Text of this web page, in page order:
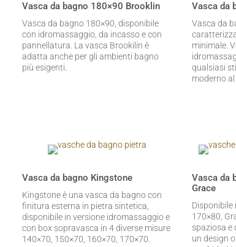
Vasca da bagno 180×90 Brooklin
Vasca da bagno 180×90, disponibile
con idromassaggio, da incasso e con
pannellatura. La vasca Brookilin è
adatta anche per gli ambienti bagno
più esigenti.
Vasca da
Vasca da
minimale.
qualsiasi
moderno al
Vasca da bagno Kingstone
Kingstone è una vasca da bagno con
finitura esterna in pietra sintetica,
disponibile in versione idromassaggio e
con box sopravasca in 4 diverse misure
140×70, 150×70, 160×70, 170×70.
Vasca da
Grace
Disponibile
170×80,
spaziosa e
un design